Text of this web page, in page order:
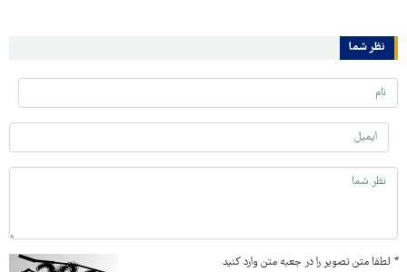
نظر شما
* لطفا متن تصویر را در جعبه متن وارد کنید